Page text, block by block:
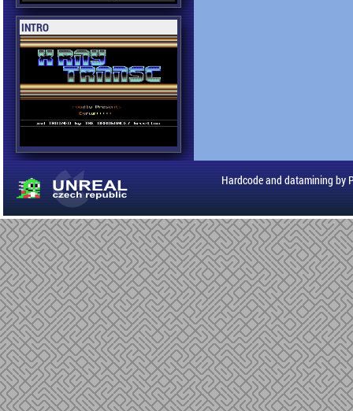
INTRO
Hardcode and datamining by